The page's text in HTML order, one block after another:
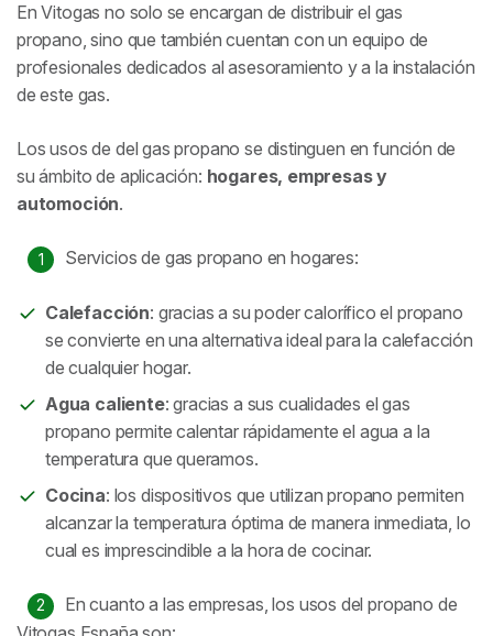
En Vitogas no solo se encargan de distribuir el gas
propano, sino que también cuentan con un equipo de
profesionales dedicados al asesoramiento y a la instalación
de este gas.
Los usos de del gas propano se distinguen en función de
su ámbito de aplicación: hogares, empresas y
automoción.
Servicios de gas propano en hogares:
Calefacción: gracias a su poder calorífico el propano
se convierte en una alternativa ideal para la calefacción
de cualquier hogar.
Agua caliente: gracias a sus cualidades el gas
propano permite calentar rápidamente el agua a la
temperatura que queramos.
Cocina: los dispositivos que utilizan propano permiten
alcanzar la temperatura óptima de manera inmediata, lo
cual es imprescindible a la hora de cocinar.
En cuanto a las empresas, los usos del propano de